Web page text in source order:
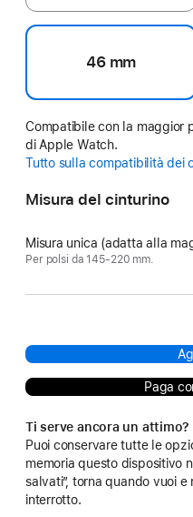
46 mm
Compatibile con la maggior
di Apple Watch.
Tutto sulla compatibilità dei
Misura del cinturino
Misura unica (adatta alla
Per polsi da 145‑220 mm.
Paga
Ti serve ancora un attimo?
Puoi conservare tutte le
memoria questo dispositivo
salvati”, torna quando vuoi
interrotto.